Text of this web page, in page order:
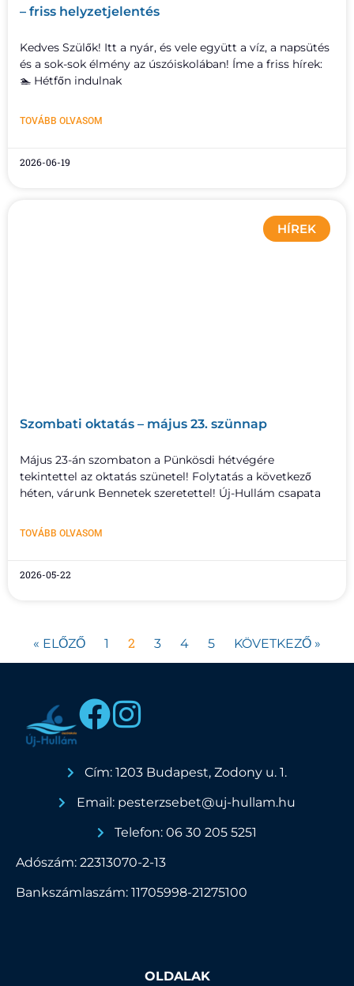
– friss helyzetjelentés
Kedves Szülők! Itt a nyár, és vele együtt a víz, a napsütés
és a sok-sok élmény az úszóiskolában! Íme a friss hírek:
🏊 Hétfőn indulnak
TOVÁBB OLVASOM
2026-06-19
HÍREK
Szombati oktatás – május 23. szünnap
Május 23-án szombaton a Pünkösdi hétvégére
tekintettel az oktatás szünetel! Folytatás a következő
héten, várunk Bennetek szeretettel! Új-Hullám csapata
TOVÁBB OLVASOM
2026-05-22
« ELŐZŐ 1 2 3 4 5 KÖVETKEZŐ »
Cím: 1203 Budapest, Zodony u. 1.
Email: pesterzsebet@uj-hullam.hu
Telefon: 06 30 205 5251
Adószám: 22313070-2-13
Bankszámlaszám: 11705998-21275100
OLDALAK